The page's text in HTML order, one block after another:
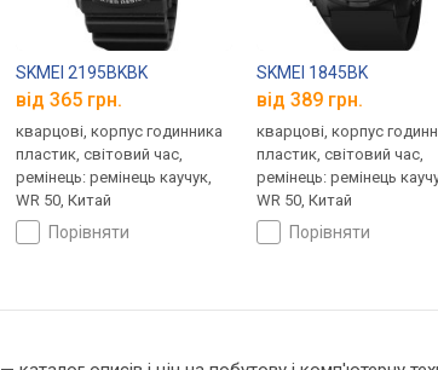
SKMEI 2195BKBK
від 365 грн.
кварцові, корпус годинника
пластик, світовий час,
ремінець: ремінець каучук,
WR 50, Китай
порівняти
SKMEI 1845BK
від 389 грн.
кварцові, корпус
пластик, світовий час,
ремінець: ремінець
WR 50, Китай
порівняти